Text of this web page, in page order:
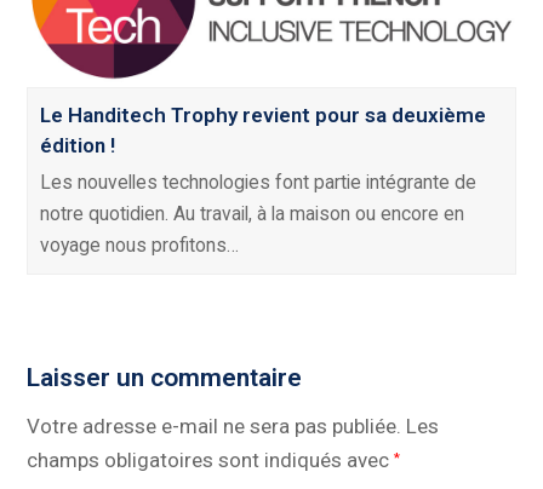
Le Handitech Trophy revient pour sa deuxième
édition !
Les nouvelles technologies font partie intégrante de
notre quotidien. Au travail, à la maison ou encore en
voyage nous profitons…
Laisser un commentaire
Votre adresse e-mail ne sera pas publiée. Les
champs obligatoires sont indiqués avec*